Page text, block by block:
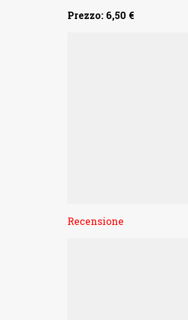
Prezzo: 6,50 €
Recensione